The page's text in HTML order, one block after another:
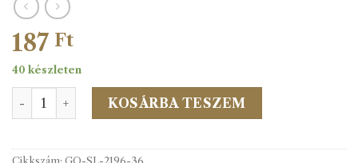
187 Ft
40 készleten
2196 Gomb fém fényes ezüst 36 L 120529 40db/cs
KOSÁRBA TESZEM